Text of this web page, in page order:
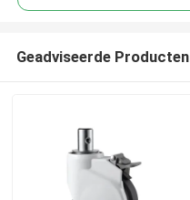
Geadviseerde Producten